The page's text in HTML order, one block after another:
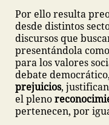
Por ello resulta
desde distintos
discursos que
presentándola
para los valores
debate
prejuicios,
el pleno
pertenecen, por